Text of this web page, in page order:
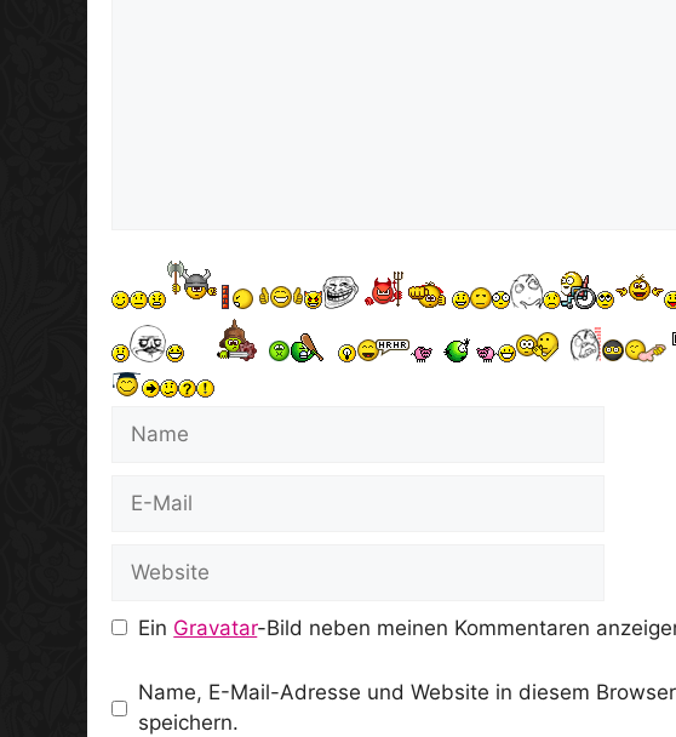
Mail
Ein Gravatar-Bild neben meinen Kommentaren
Name, E-Mail-Adresse und Website in diesem
speichern.